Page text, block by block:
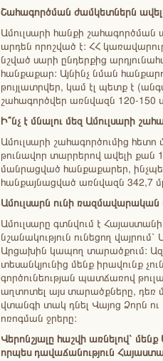
Շահագործման ժամկետներն
Ամուլսարի հանքի
արդեն որոշված է: ՀՀ
նշված սարի ընդերքից
հանքաքար: Այնինչ նման
թույլատրվեր, կամ էլ պետք է
շահագործվեր առնվազն 120-150
Ի՞նչ է մնալու մեզ Ամուլսարի
Ամուլսարի շահագործումից
թունավոր տարրերով ավելի քան
մանրացված հանքաքարեր,
հանքայնացված առնվազն
Ամուլսարն ունի
Ամուլսարը գտնվում է
նշանակություն ունեցող
Արցախին կապող տարածքում:
տեսանկյունից մենք իրավունք
գործունեության պատճառով
աղտոտել այս տարածքները, դեռ
վտանգի տակ դնել Վայոց Ձորն ու
ոռոգման ջրերը:
Վերոնշյալը հաշվի առնելով՝
որպես դավաճանություն